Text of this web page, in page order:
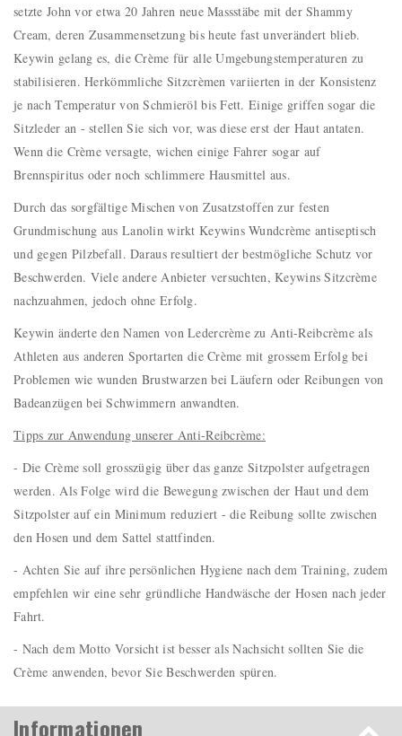
setzte John vor etwa 20 Jahren neue Massstäbe mit der Shammy
Cream, deren Zusammensetzung bis heute fast unverändert blieb.
Keywin gelang es, die Crème für alle Umgebungstemperaturen zu
stabilisieren. Herkömmliche Sitzcrèmen variierten in der Konsistenz
je nach Temperatur von Schmieröl bis Fett. Einige griffen sogar die
Sitzleder an - stellen Sie sich vor, was diese erst der Haut antaten.
Wenn die Crème versagte, wichen einige Fahrer sogar auf
Brennspiritus oder noch schlimmere Hausmittel aus.
Durch das sorgfältige Mischen von Zusatzstoffen zur festen
Grundmischung aus Lanolin wirkt Keywins Wundcrème antiseptisch
und gegen Pilzbefall. Daraus resultiert der bestmögliche Schutz vor
Beschwerden. Viele andere Anbieter versuchten, Keywins Sitzcrème
nachzuahmen, jedoch ohne Erfolg.
Keywin änderte den Namen von Ledercrème zu Anti-Reibcrème als
Athleten aus anderen Sportarten die Crème mit grossem Erfolg bei
Problemen wie wunden Brustwarzen bei Läufern oder Reibungen von
Badeanzügen bei Schwimmern anwandten.
Tipps zur Anwendung unserer Anti-Reibcrème:
- Die Crème soll grosszügig über das ganze Sitzpolster aufgetragen
werden. Als Folge wird die Bewegung zwischen der Haut und dem
Sitzpolster auf ein Minimum reduziert - die Reibung sollte zwischen
den Hosen und dem Sattel stattfinden.
- Achten Sie auf ihre persönlichen Hygiene nach dem Training, zudem
empfehlen wir eine sehr gründliche Handwäsche der Hosen nach jeder
Fahrt.
- Nach dem Motto Vorsicht ist besser als Nachsicht sollten Sie die
Crème anwenden, bevor Sie Beschwerden spüren.
Informationen